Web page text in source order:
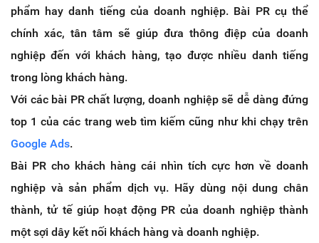
phẩm hay danh tiếng của doanh nghiệp. Bài PR cụ thể
chính xác, tân tâm sẽ giúp đưa thông điệp của doanh
nghiệp đến với khách hàng, tạo được nhiều danh tiếng
trong lòng khách hàng.
Với các bài PR chất lượng, doanh nghiệp sẽ dễ dàng đứng
top 1 của các trang web tìm kiếm cũng như khi chạy trên
Google Ads.
Bài PR cho khách hàng cái nhìn tích cực hơn về doanh
nghiệp và sản phẩm dịch vụ. Hãy dùng nội dung chân
thành, tử tế giúp hoạt động PR của doanh nghiệp thành
một sợi dây kết nối khách hàng và doanh nghiệp.